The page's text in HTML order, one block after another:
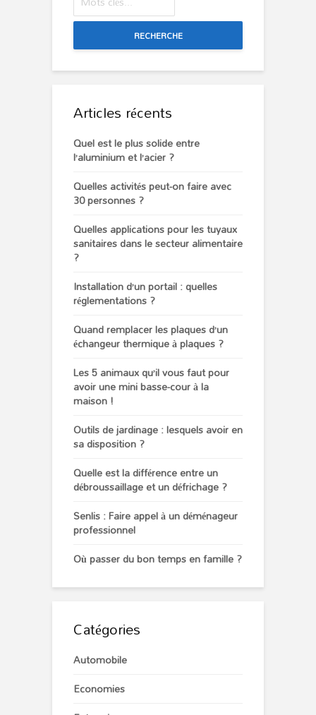
RECHERCHE
Articles récents
Quel est le plus solide entre
l’aluminium et l’acier ?
Quelles activités peut-on faire avec
30 personnes ?
Quelles applications pour les tuyaux
sanitaires dans le secteur alimentaire
?
Installation d’un portail : quelles
réglementations ?
Quand remplacer les plaques d’un
échangeur thermique à plaques ?
Les 5 animaux qu’il vous faut pour
avoir une mini basse-cour à la
maison !
Outils de jardinage : lesquels avoir en
sa disposition ?
Quelle est la différence entre un
débroussaillage et un défrichage ?
Senlis : Faire appel à un déménageur
professionnel
Où passer du bon temps en famille ?
Catégories
Automobile
Economies